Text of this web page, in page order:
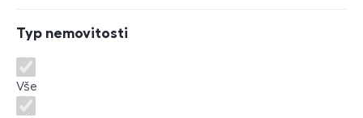
Typ nemovitosti
Typ nemovitosti
Vše